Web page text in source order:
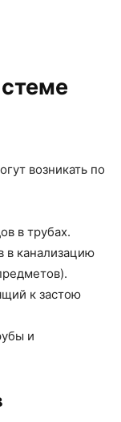
возникать по
в трубах.
в канализацию
к застою
и